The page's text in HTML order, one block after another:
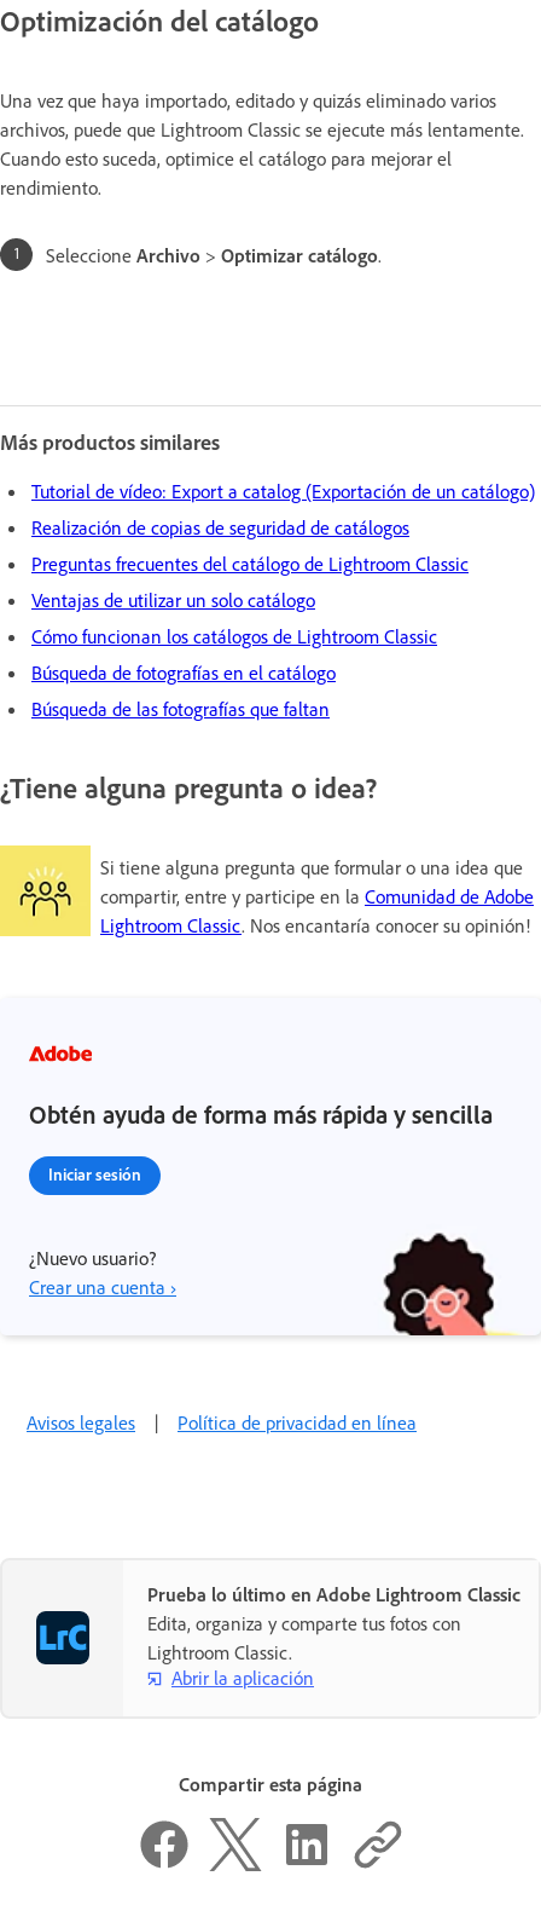
Optimización del catálogo
Una vez que haya importado, editado y quizás eliminado varios
archivos, puede que Lightroom Classic se ejecute más lentamente.
Cuando esto suceda, optimice el catálogo para mejorar el
rendimiento.
Seleccione Archivo > Optimizar catálogo.
Más productos similares
Tutorial de vídeo: Export a catalog (Exportación de un catálogo)
Realización de copias de seguridad de catálogos
Preguntas frecuentes del catálogo de Lightroom Classic
Ventajas de utilizar un solo catálogo
Cómo funcionan los catálogos de Lightroom Classic
Búsqueda de fotografías en el catálogo
Búsqueda de las fotografías que faltan
¿Tiene alguna pregunta o idea?
Si tiene alguna pregunta que formular o una idea que
compartir, entre y participe en la Comunidad de Adobe
Lightroom Classic. Nos encantaría conocer su opinión!
Obtén ayuda de forma más rápida y sencilla
Iniciar sesión
¿Nuevo usuario?
Crear una cuenta ›
Avisos legales | Política de privacidad en línea
Prueba lo último en Adobe Lightroom Classic
Edita, organiza y comparte tus fotos con
Lightroom Classic.
Abrir la aplicación
Compartir esta página